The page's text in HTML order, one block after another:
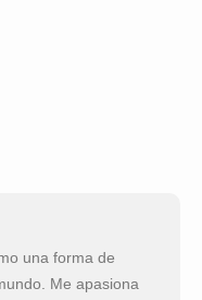
una forma de
Me apasiona